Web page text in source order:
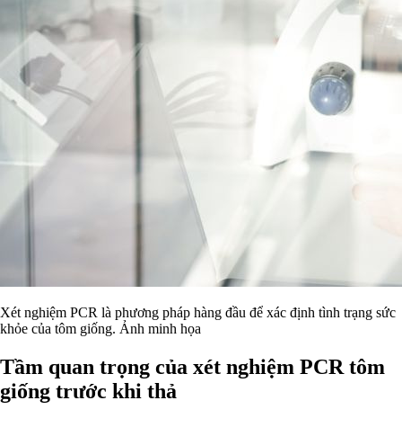
Xét nghiệm PCR là phương pháp hàng đầu để xác định tình trạng sức
khỏe của tôm giống. Ảnh minh họa
Tầm quan trọng của xét nghiệm PCR tôm
giống trước khi thả